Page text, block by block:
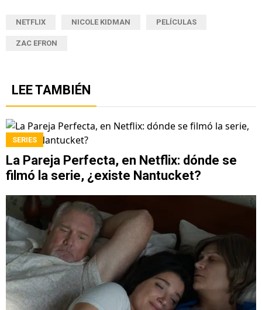
NETFLIX NICOLE KIDMAN PELÍCULAS
ZAC EFRON
LEE TAMBIÉN
SERIES
La Pareja Perfecta, en Netflix: dónde se
filmó la serie, ¿existe Nantucket?